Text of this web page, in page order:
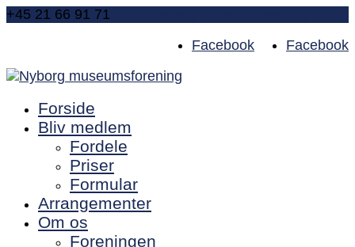
+45 21 66 91 71
Facebook
Facebook
Forside
Bliv medlem
Fordele
Priser
Formular
Arrangementer
Om os
Foreningen